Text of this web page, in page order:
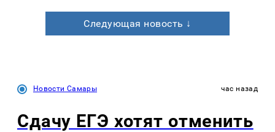
Следующая новость ↓
Новости Самары час назад
Сдачу ЕГЭ хотят отменить